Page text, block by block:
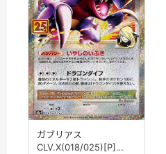
ガブリアス
CLV.X(018/025)[P]